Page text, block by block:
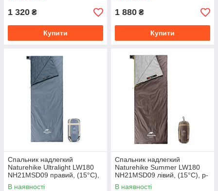
1 320 ₴
Купити
1 880 ₴
Купити
Спальник надлегкий
Naturehike Ultralight LW180
NH21MSD09 правий, (15°C),
p-p XL, сіро-синій
В наявності
Спальник надлегкий
Naturehike Summer LW180
NH21MSD09 лівий, (15°C), p-
p XL, коричневий
В наявності